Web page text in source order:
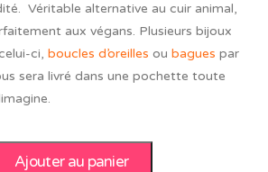
Véritable alternative au cuir animal,
aux végans. Plusieurs bijoux
ci, boucles d’oreilles ou bagues par
sera livré dans une pochette toute
Ajouter au panier